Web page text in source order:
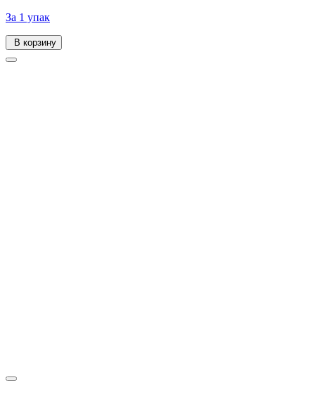
За 1 упак
В корзину